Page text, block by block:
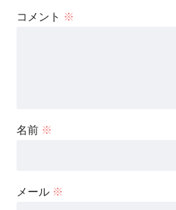
コメント ※
名前 ※
メール ※